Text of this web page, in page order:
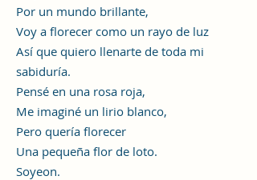
Por un mundo brillante,
Voy a florecer como un rayo de luz
Así que quiero llenarte de toda mi
sabiduría.
Pensé en una rosa roja,
Me imaginé un lirio blanco,
Pero quería florecer
Una pequeña flor de loto.
Soyeon.